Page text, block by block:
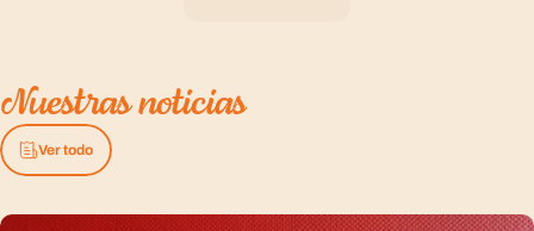
Nuestrasnoticias
Ver todo